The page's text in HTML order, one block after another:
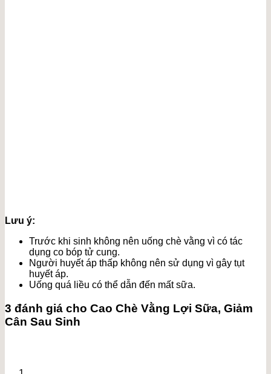
Lưu ý:
Trước khi sinh không nên uống chè vằng vì có tác
dụng co bóp tử cung.
Người huyết áp thấp không nên sử dụng vì gây tụt
huyết áp.
Uống quá liều có thể dẫn đến mất sữa.
3 đánh giá cho Cao Chè Vằng Lợi Sữa, Giảm
Cân Sau Sinh